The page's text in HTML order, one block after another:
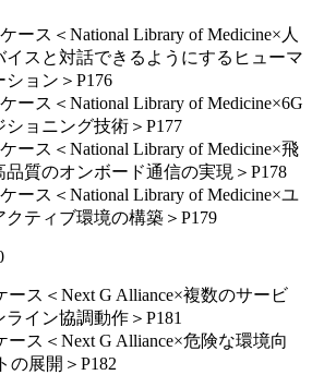
ース＜National Library of Medicine×人
イスと対話できるようにするヒューマ
ョン＞P176
ース＜National Library of Medicine×6G
ョニング技術＞P177
ース＜National Library of Medicine×飛
質のオンボード通信の実現＞P178
ース＜National Library of Medicine×ユ
ティブ環境の構築＞P179
ース＜Next G Alliance×複数のサービ
イン協調動作＞P181
ース＜Next G Alliance×危険な環境向
の展開＞P182